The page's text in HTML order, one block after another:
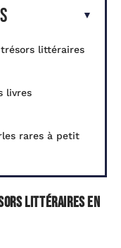
littéraires
livres
rares à petit
littéraires en